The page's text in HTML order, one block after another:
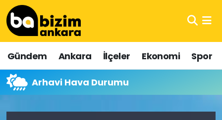
Gündem Ankara İlçeler Ekonomi Spor
Arhavi Hava Durumu
Hava Durumu
Trafik Durumu
Süper Lig Puan Durumu ve Fikstür
Tüm Manşetler